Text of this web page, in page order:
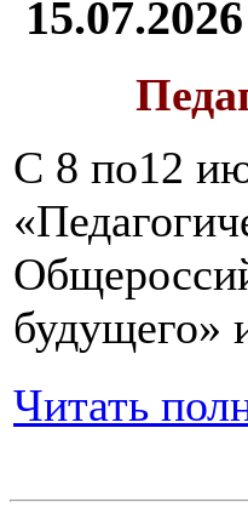
15.07.2026
С 8 по12
будущего»
Читать